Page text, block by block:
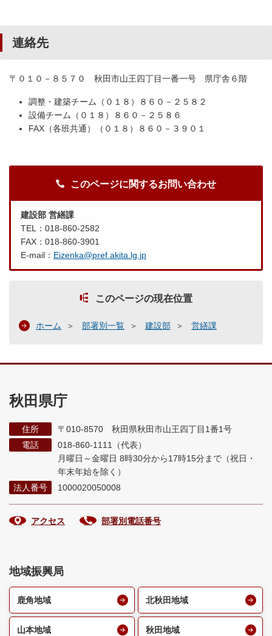
連絡先
〒０１０－８５７０ 秋田市山王四丁目一番一号 県庁舎６階
調整・建築チーム（０１８）８６０－２５８２
設備チーム（０１８）８６０－２５８６
FAX（各班共通）（０１８）８６０－３９０１
このページに関するお問い合わせ
建設部 営繕課
TEL：018-860-2582
FAX：018-860-3901
E-mail： Eizenka@pref.akita.lg.jp
このページの現在位置
ホーム 部署別一覧 建設部 営繕課
秋田県庁
住所
〒010-8570 秋田県秋田市山王四丁目1番1号
電話
018-860-1111（代表）
月曜日～金曜日 8時30分から17時15分まで （祝日・
年末年始を除く）
法人番号
1000020050008
アクセス 部署別電話番号
地域振興局
鹿角地域 北秋田地域
山本地域 秋田地域